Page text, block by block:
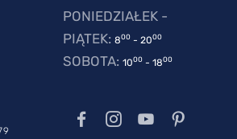
PONIEDZIAŁEK -
PIĄTEK: 800 - 2000
SOBOTA: 1000 - 1800